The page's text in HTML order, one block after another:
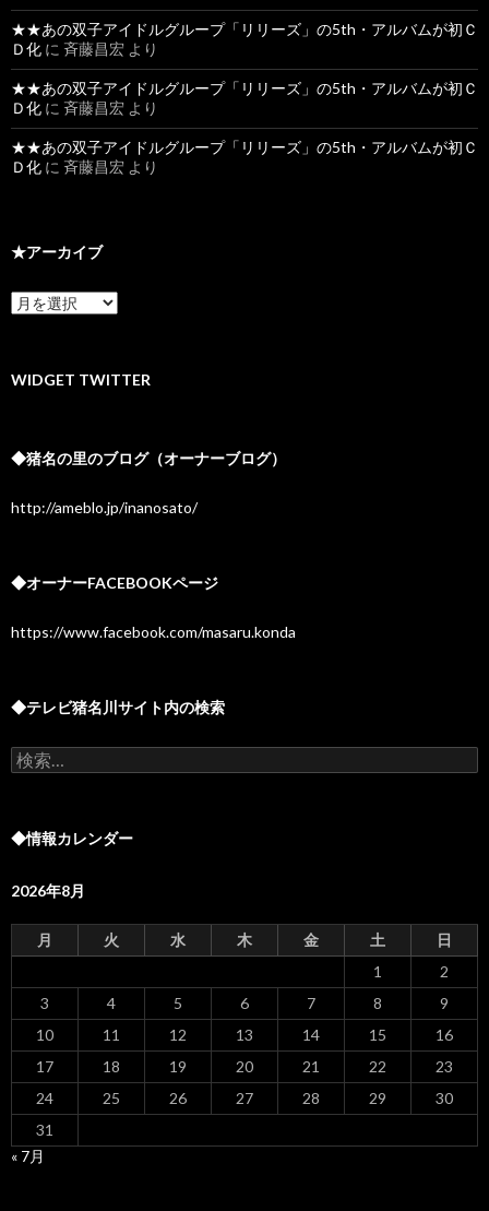
★★あの双子アイドルグループ「リリーズ」の5th・アルバムが初Ｃ
Ｄ化 に 斉藤昌宏 より
★★あの双子アイドルグループ「リリーズ」の5th・アルバムが初Ｃ
Ｄ化 に 斉藤昌宏 より
★★あの双子アイドルグループ「リリーズ」の5th・アルバムが初Ｃ
Ｄ化 に 斉藤昌宏 より
★アーカイブ
★
ア
イ
WIDGET TWITTER
◆猪名の里のブログ（オーナーブログ）
http://ameblo.jp/inanosato/
◆オーナーFACEBOOKページ
https://www.facebook.com/masaru.konda
◆テレビ猪名川サイト内の検索
検
索:
◆情報カレンダー
2026年8月
月 火 水 木 金 土
日
1
2
3
4 5 6 7 8
9
10
11 12 13 14 15
16
17
18 19 20 21 22
23
24
25 26 27 28 29
30
31
« 7月